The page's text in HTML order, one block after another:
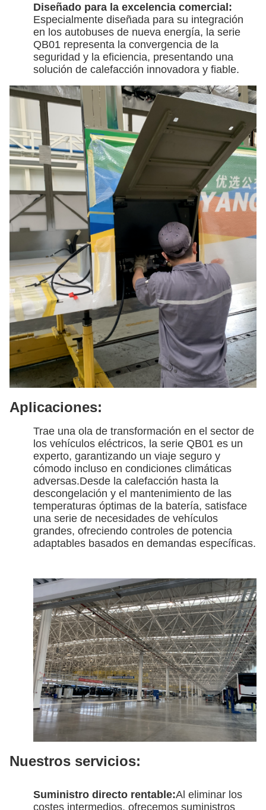
Diseñado para la excelencia comercial:
Especialmente diseñada para su integración
en los autobuses de nueva energía, la serie
QB01 representa la convergencia de la
seguridad y la eficiencia, presentando una
solución de calefacción innovadora y fiable.
Aplicaciones:
Trae una ola de transformación en el sector de
los vehículos eléctricos, la serie QB01 es un
experto, garantizando un viaje seguro y
cómodo incluso en condiciones climáticas
adversas.Desde la calefacción hasta la
descongelación y el mantenimiento de las
temperaturas óptimas de la batería, satisface
una serie de necesidades de vehículos
grandes, ofreciendo controles de potencia
adaptables basados en demandas específicas.
Nuestros servicios:
Suministro directo rentable:Al eliminar los
costes intermedios, ofrecemos suministros